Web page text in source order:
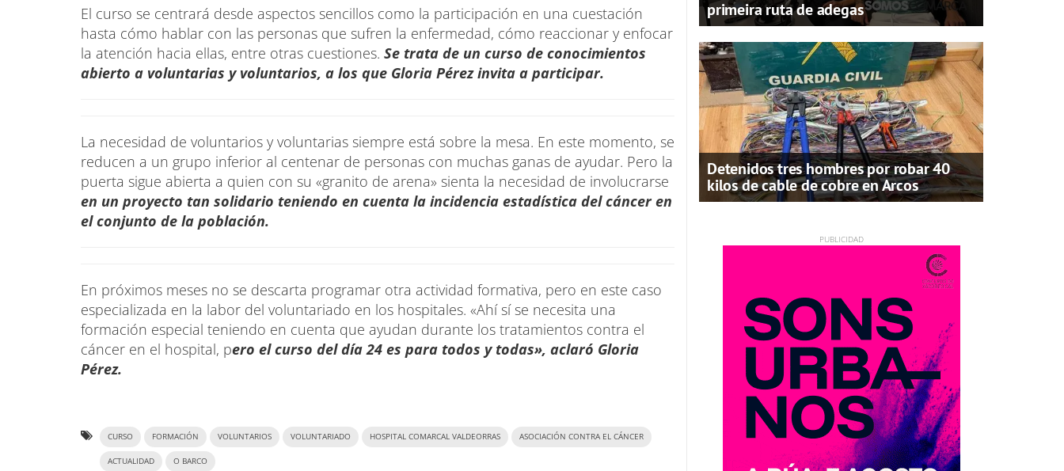
El curso se centrará desde aspectos sencillos como la participación en una cuestación
hasta cómo hablar con las personas que sufren la enfermedad, cómo reaccionar y enfocar
la atención hacia ellas, entre otras cuestiones. Se trata de un curso de conocimientos
abierto a voluntarias y voluntarios, a los que Gloria Pérez invita a participar.
La necesidad de voluntarios y voluntarias siempre está sobre la mesa. En este momento, se
reducen a un grupo inferior al centenar de personas con muchas ganas de ayudar. Pero la
puerta sigue abierta a quien con su «granito de arena» sienta la necesidad de involucrarse
en un proyecto tan solidario teniendo en cuenta la incidencia estadística del cáncer en
el conjunto de la población.
En próximos meses no se descarta programar otra actividad formativa, pero en este caso
especializada en la labor del voluntariado en los hospitales. «Ahí sí se necesita una
formación especial teniendo en cuenta que ayudan durante los tratamientos contra el
cáncer en el hospital, pero el curso del día 24 es para todos y todas», aclaró Gloria
Pérez.
CURSO FORMACIÓN VOLUNTARIOS VOLUNTARIADO HOSPITAL COMARCAL VALDEORRAS ASOCIACIÓN CONTRA EL CÁNCER
ACTUALIDAD O BARCO
primeira ruta de adegas
Detenidos tres hombres por robar 40
kilos de cable de cobre en Arcos